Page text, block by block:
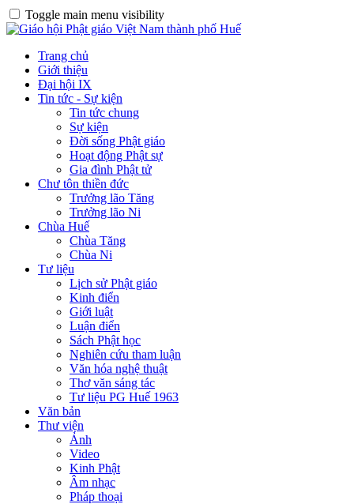
Toggle main menu visibility
Trang chủ
Giới thiệu
Đại hội IX
Tin tức - Sự kiện
Tin tức chung
Sự kiện
Đời sống Phật giáo
Hoạt động Phật sự
Gia đình Phật tử
Chư tôn thiền đức
Trưởng lão Tăng
Trưởng lão Ni
Chùa Huế
Chùa Tăng
Chùa Ni
Tư liệu
Lịch sử Phật giáo
Kinh điển
Giới luật
Luận điển
Sách Phật học
Nghiên cứu tham luận
Văn hóa nghệ thuật
Thơ văn sáng tác
Tư liệu PG Huế 1963
Văn bản
Thư viện
Ảnh
Video
Kinh Phật
Âm nhạc
Pháp thoại